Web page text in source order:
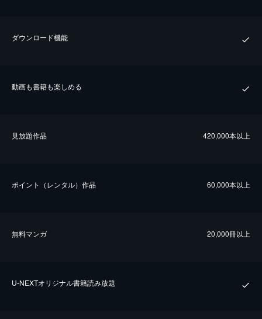
ダウンロード機能
動画も書籍も楽しめる
⾒放題作品 420,000本以上
ポイント（レンタル）作品 60,000本以上
無料マンガ 20,000冊以上
U-NEXTオリジナル書籍読み放題